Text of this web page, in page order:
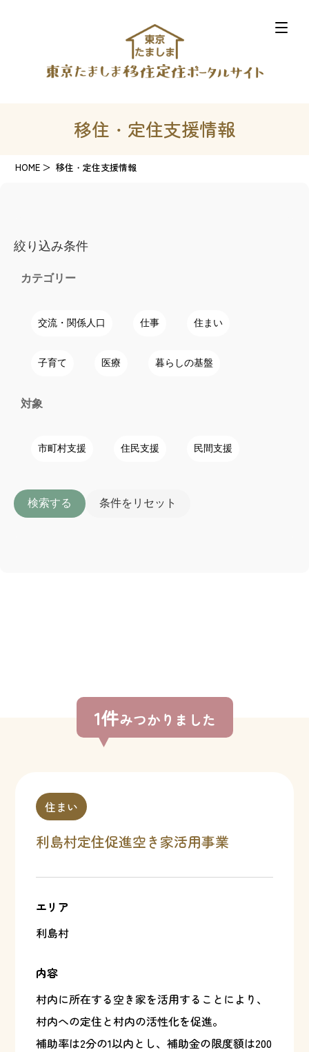
移住・定住支援情報
HOME 移住・定住支援情報
絞り込み条件
カテゴリー
交流・関係人口 仕事 住まい
子育て 医療 暮らしの基盤
対象
市町村支援 住民支援 民間支援
検索する 条件をリセット
1件みつかりました
住まい
利島村定住促進空き家活用事業
エリア
利島村
内容
村内に所在する空き家を活用することにより、
村内への定住と村内の活性化を促進。
補助率は2分の1以内とし、補助金の限度額は200